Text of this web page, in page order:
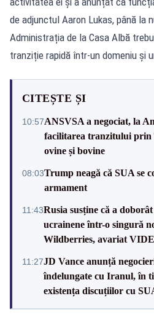
de adjunctul Aaron Lukas, până la
Administrația de la Casa Albă
tranziție rapidă într-un domeniu și
CITEȘTE ȘI
10:57ANSVSA a negociat, la
facilitarea tranzitului prin
ovine și bovine
08:03Trump neagă că SUA se
armament
11:43Rusia susține că a
ucrainene într-o singură
Wildberries, avariat
11:27JD Vance anunță
îndelungate cu Iranul, în
existența discuțiilor cu